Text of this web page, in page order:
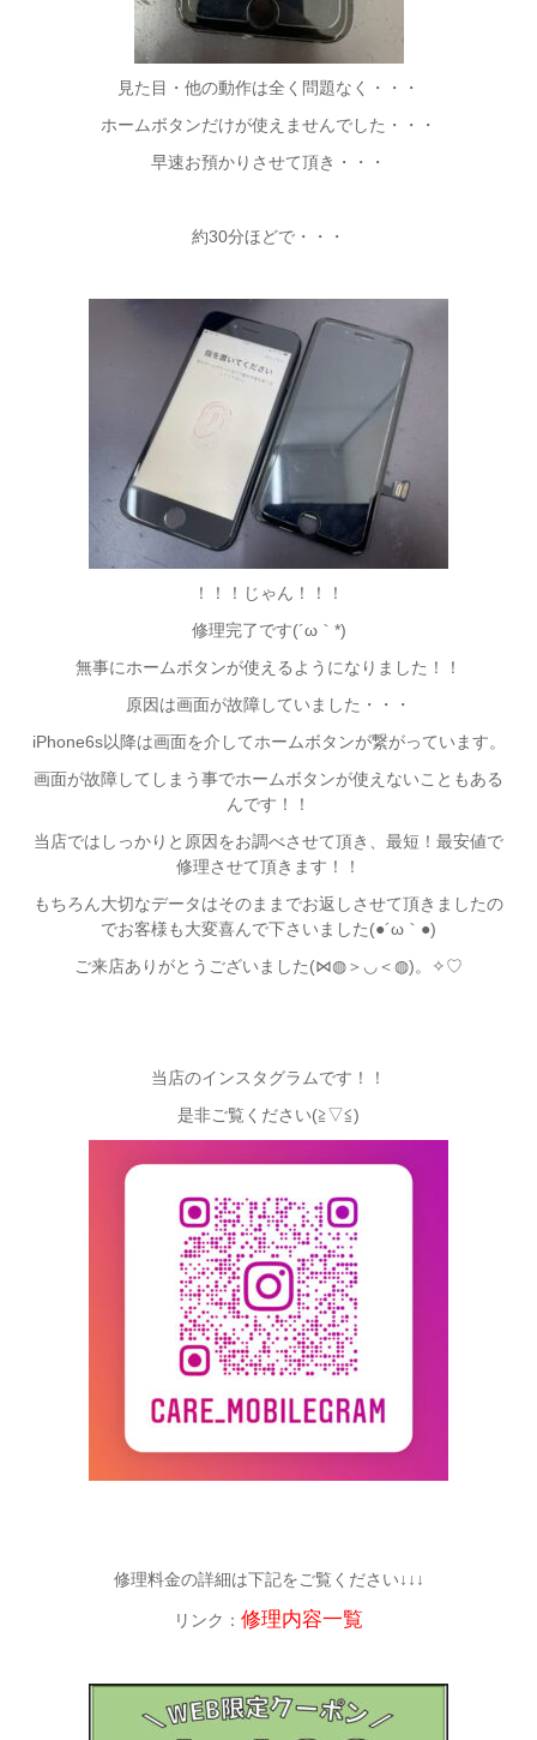
見た目・他の動作は全く問題なく・・・
ホームボタンだけが使えませんでした・・・
早速お預かりさせて頂き・・・
約30分ほどで・・・
！！！じゃん！！！
修理完了です(´ω｀*)
無事にホームボタンが使えるようになりました！！
原因は画面が故障していました・・・
iPhone6s以降は画面を介してホームボタンが繋がっています。
画面が故障してしまう事でホームボタンが使えないこともある
んです！！
当店ではしっかりと原因をお調べさせて頂き、最短！最安値で
修理させて頂きます！！
もちろん大切なデータはそのままでお返しさせて頂きましたの
でお客様も大変喜んで下さいました(●´ω｀●)
ご来店ありがとうございました(⋈◍＞◡＜◍)。✧♡
当店のインスタグラムです！！
是非ご覧ください(≧▽≦)
修理料金の詳細は下記をご覧ください↓↓↓
リンク： 修理内容一覧